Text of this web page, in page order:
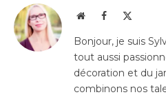
WebsiteFacebook
Bonjour, je suis
tout aussi
décoration et du
combinons nos